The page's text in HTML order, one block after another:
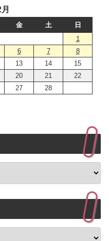
金 土
日
1
6 7
8
13 14
15
20 21
22
27 28